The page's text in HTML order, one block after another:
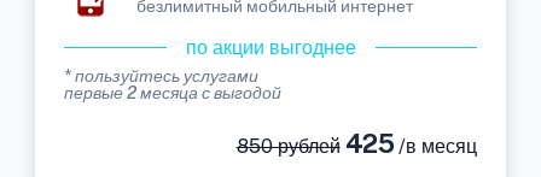
безлимитный мобильный интернет
по акции выгоднее
* пользуйтесь услугами
первые 2 месяца с выгодой
850 рублей425 /в месяц